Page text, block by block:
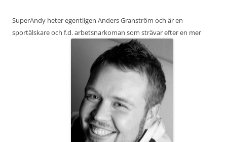
SuperAndy heter egentligen Anders Granström och är en
sportälskare och f.d. arbetsnarkoman som strävar efter en mer